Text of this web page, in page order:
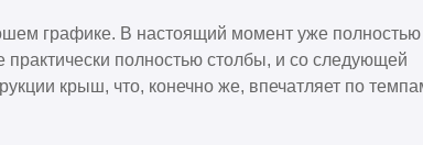
графике. В настоящий момент уже полностью
полностью столбы, и со следующей
крыш, что, конечно же, впечатляет по